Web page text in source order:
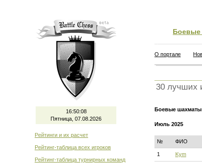
16:50:09
Пятница, 07.08.2026
Рейтинги и их расчет
Рейтинг-таблица всех игроков
Рейтинг-таблица турнирных команд
О портале
30 лучших
Боевые шахматы
Июль 2025
№ ФИО
1 Kym